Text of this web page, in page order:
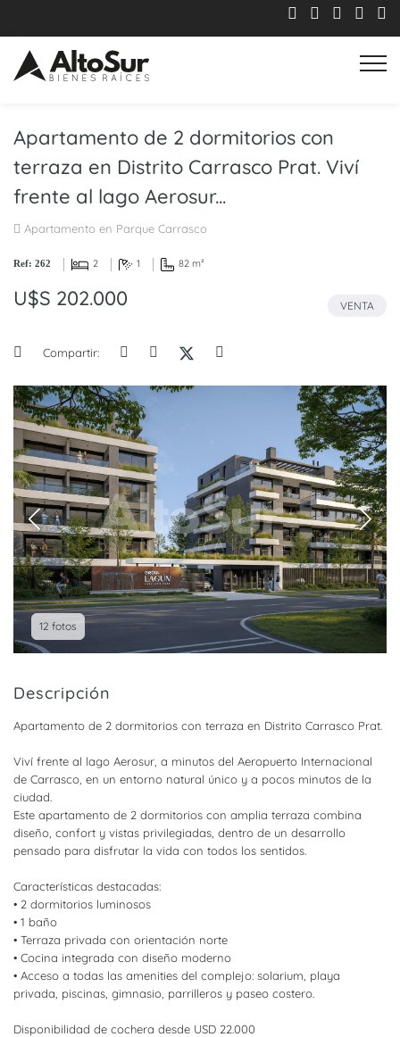
Apartamento de 2 dormitorios con
terraza en Distrito Carrasco Prat. Viví
frente al lago Aerosur...
Apartamento en Parque Carrasco
Ref: 262 2 1 82 m²
U$S 202.000 VENTA
Compartir:
12 fotos
Descripción
Apartamento de 2 dormitorios con terraza en Distrito Carrasco Prat.
Viví frente al lago Aerosur, a minutos del Aeropuerto Internacional
de Carrasco, en un entorno natural único y a pocos minutos de la
ciudad.
Este apartamento de 2 dormitorios con amplia terraza combina
diseño, confort y vistas privilegiadas, dentro de un desarrollo
pensado para disfrutar la vida con todos los sentidos.
Características destacadas:
• 2 dormitorios luminosos
• 1 baño
• Terraza privada con orientación norte
• Cocina integrada con diseño moderno
• Acceso a todas las amenities del complejo: solarium, playa
privada, piscinas, gimnasio, parrilleros y paseo costero.
Disponibilidad de cochera desde USD 22.000